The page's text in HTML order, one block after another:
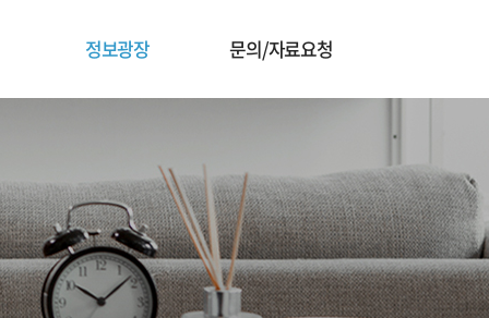
정보광장 문의/자료요청